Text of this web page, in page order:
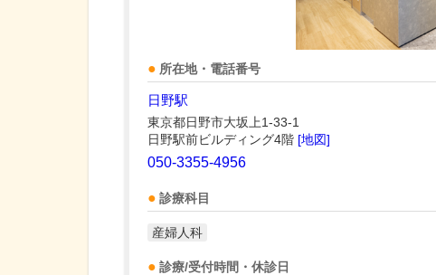
所在地・電話番号
日野駅
東京都日野市大坂上1-33-1
日野駅前ビルディング4階 [地図]
050-3355-4956
診療科目
産婦人科
診療/受付時間・休診日